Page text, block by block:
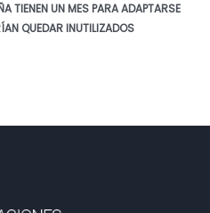
TIENEN UN MES PARA ADAPTARSE
QUEDAR INUTILIZADOS